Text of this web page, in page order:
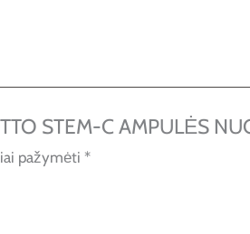
STEM-C AMPULĖS
pažymėti *